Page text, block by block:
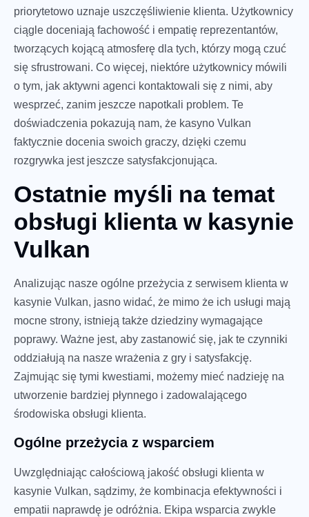
priorytetowo uznaje uszczęśliwienie klienta. Użytkownicy
ciągle doceniają fachowość i empatię reprezentantów,
tworzących kojącą atmosferę dla tych, którzy mogą czuć
się sfrustrowani. Co więcej, niektóre użytkownicy mówili
o tym, jak aktywni agenci kontaktowali się z nimi, aby
wesprzeć, zanim jeszcze napotkali problem. Te
doświadczenia pokazują nam, że kasyno Vulkan
faktycznie docenia swoich graczy, dzięki czemu
rozgrywka jest jeszcze satysfakcjonująca.
Ostatnie myśli na temat
obsługi klienta w kasynie
Vulkan
Analizując nasze ogólne przeżycia z serwisem klienta w
kasynie Vulkan, jasno widać, że mimo że ich usługi mają
mocne strony, istnieją także dziedziny wymagające
poprawy. Ważne jest, aby zastanowić się, jak te czynniki
oddziałują na nasze wrażenia z gry i satysfakcję.
Zajmując się tymi kwestiami, możemy mieć nadzieję na
utworzenie bardziej płynnego i zadowalającego
środowiska obsługi klienta.
Ogólne przeżycia z wsparciem
Uwzględniając całościową jakość obsługi klienta w
kasynie Vulkan, sądzimy, że kombinacja efektywności i
empatii naprawdę je odróżnia. Ekipa wsparcia zwykle